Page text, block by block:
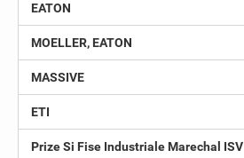
EATON
MOELLER, EATON
MASSIVE
ETI
Prize Si Fise Industriale Marechal ISV